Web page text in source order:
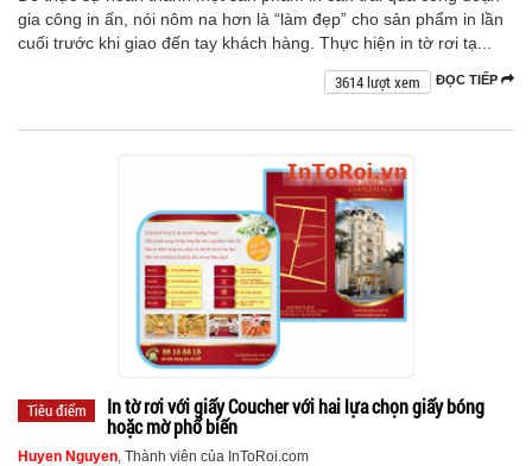
gia công in ấn, nói nôm na hơn là “làm đẹp” cho sản phẩm in lần
cuối trước khi giao đến tay khách hàng. Thực hiện in tờ rơi tạ...
ĐỌC TIẾP
3614 lượt xem
Tiêu điểm
In tờ rơi với giấy Coucher với hai lựa chọn giấy bóng
hoặc mờ phổ biến
Huyen Nguyen , Thành viên của InToRoi.com